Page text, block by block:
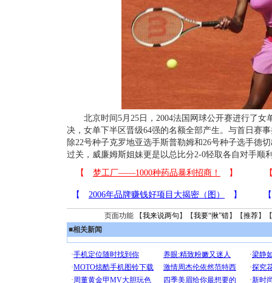
北京时间5月25日，2004法国网球公开赛进行了女
决，女单下半区晋级64强的名额全部产生。与首日赛
除22号种子克罗地亚选手斯普勒姆和26号种子选手德
过关，威廉姆斯姐妹更是以总比分2-0轻取各自对手顺
页面功能 【我来说两句 】【我要“揪”错】【推荐】
■相关新闻